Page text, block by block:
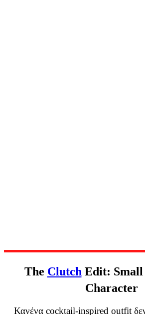
The Clutch Edit:
Character
Κανένα cocktail-inspired outfit